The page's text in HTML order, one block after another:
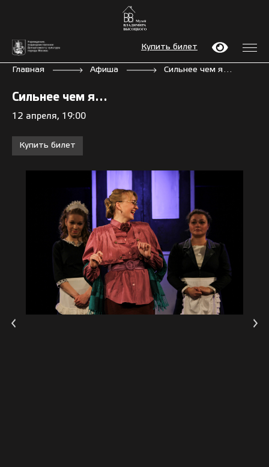
Купить билет
Главная Афиша Сильнее чем я…
Сильнее чем я…
12 апреля, 19:00
Купить билет